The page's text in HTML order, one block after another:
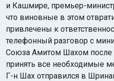
и Кашмире, премьер-
что виновные в этом
привлечены к
телефонный разговор с
Союза Амитом Шахом после
принять все необходимые
Г-н Шах отправился в